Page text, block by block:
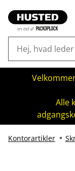
Alle
Kontorartikler